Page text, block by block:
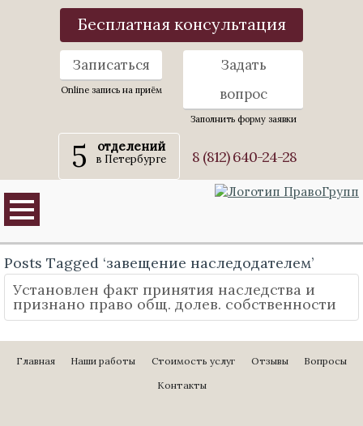
Бесплатная консультация
Записаться
Online запись на приём
Задать
вопрос
Заполнить форму заявки
5 отделений
в Петербурге 8 (812) 640-24-28
Posts Tagged ‘завещение наследодателем’
Установлен факт принятия наследства и
признано право общ. долев. собственности
Главная Наши работы Стоимость услуг Отзывы
Вопросы
Контакты